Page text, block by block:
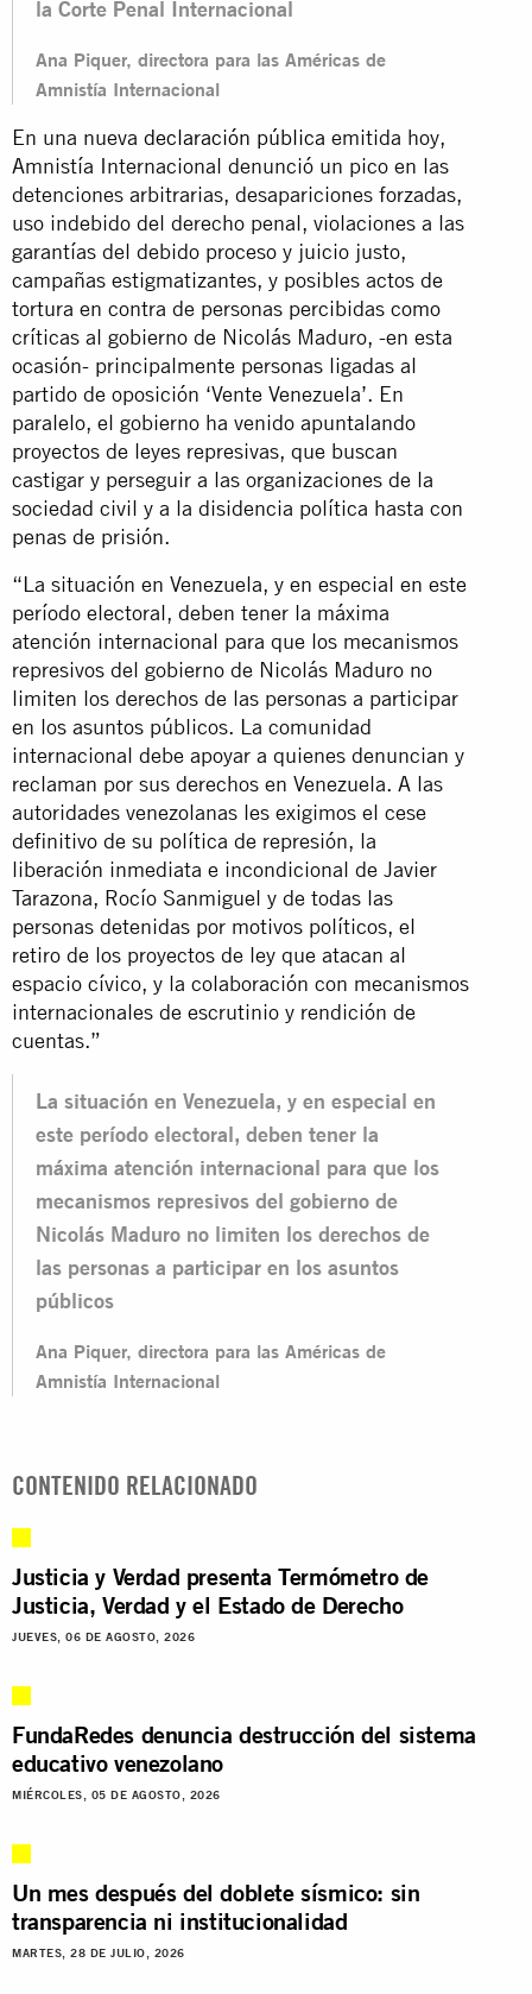
la Corte Penal Internacional
Ana Piquer, directora para las Américas de
Amnistía Internacional
En una nueva declaración pública emitida hoy,
Amnistía Internacional denunció un pico en las
detenciones arbitrarias, desapariciones forzadas,
uso indebido del derecho penal, violaciones a las
garantías del debido proceso y juicio justo,
campañas estigmatizantes, y posibles actos de
tortura en contra de personas percibidas como
críticas al gobierno de Nicolás Maduro, -en esta
ocasión- principalmente personas ligadas al
partido de oposición ‘Vente Venezuela’. En
paralelo, el gobierno ha venido apuntalando
proyectos de leyes represivas, que buscan
castigar y perseguir a las organizaciones de la
sociedad civil y a la disidencia política hasta con
penas de prisión.
“La situación en Venezuela, y en especial en este
período electoral, deben tener la máxima
atención internacional para que los mecanismos
represivos del gobierno de Nicolás Maduro no
limiten los derechos de las personas a participar
en los asuntos públicos. La comunidad
internacional debe apoyar a quienes denuncian y
reclaman por sus derechos en Venezuela. A las
autoridades venezolanas les exigimos el cese
definitivo de su política de represión, la
liberación inmediata e incondicional de Javier
Tarazona, Rocío Sanmiguel y de todas las
personas detenidas por motivos políticos, el
retiro de los proyectos de ley que atacan al
espacio cívico, y la colaboración con mecanismos
internacionales de escrutinio y rendición de
cuentas.”
La situación en Venezuela, y en especial en
este período electoral, deben tener la
máxima atención internacional para que los
mecanismos represivos del gobierno de
Nicolás Maduro no limiten los derechos de
las personas a participar en los asuntos
públicos
Ana Piquer, directora para las Américas de
Amnistía Internacional
CONTENIDO RELACIONADO
Justicia y Verdad presenta Termómetro de
Justicia, Verdad y el Estado de Derecho
JUEVES, 06 DE AGOSTO, 2026
FundaRedes denuncia destrucción del sistema
educativo venezolano
MIÉRCOLES, 05 DE AGOSTO, 2026
Un mes después del doblete sísmico: sin
transparencia ni institucionalidad
MARTES, 28 DE JULIO, 2026